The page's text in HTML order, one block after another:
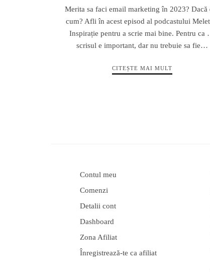
Merita sa faci email marketing în 2023? Dacă
cum? Afli în acest episod al podcastului
Inspirație pentru a scrie mai bine. Pentru ca
scrisul e important, dar nu trebuie sa fie…
CITEȘTE MAI MULT
Contul meu
Comenzi
Detalii cont
Dashboard
Zona Afiliat
Înregistrează-te ca afiliat